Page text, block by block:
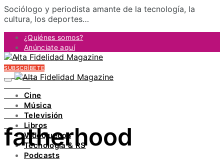
Sociólogo y periodista amante de la tecnología, la
cultura, los deportes…
¿Quiénes somos?
Anúnciate aquí
Contacto
FACEBOOK
INSTAGRAM
PINTEREST
YOUTUBE
LINKEDIN
SUBSCRÍBETE
Cine
Música
Televisión
Libros
Videojuegos
Tecnología & RS
Podcasts
fatherhood